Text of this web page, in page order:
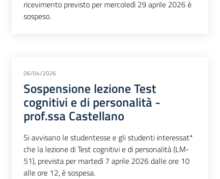
ricevimento previsto per mercoledì 29 aprile 2026 è
sospeso.
06/04/2026
Sospensione lezione Test
cognitivi e di personalità -
prof.ssa Castellano
Si avvisano le studentesse e gli studenti interessat*
che la lezione di Test cognitivi e di personalità (LM-
51), prevista per martedì 7 aprile 2026 dalle ore 10
alle ore 12, è sospesa.